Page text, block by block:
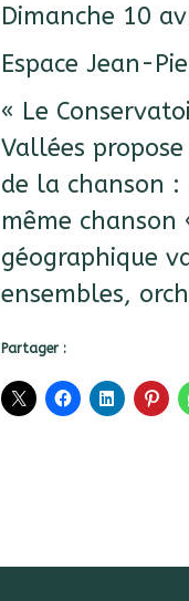
Dimanche 10
Espace Jean-
« Le
Vallées
de la chanson :
même chanson
géographique
ensembles,
Partager :